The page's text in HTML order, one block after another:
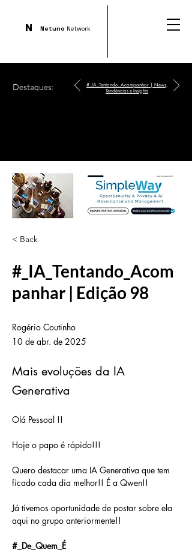
N Netuno Network
Destaques:
#_IA_Tentando_Acompanhar | News,
Tendências e Insights
< Back
#_IA_Tentando_Acom
panhar | Edição 98
Rogério Coutinho
10 de abr. de 2025
Mais evoluções da IA
Generativa
Olá Pessoal !!
Hoje o papo é rápido!!!
Quero destacar uma IA Generativa que tem
ficado cada dia melhor!! É a Qwen!!
Já tivemos oportunidade de postar sobre ela
aqui no grupo anteriormente!!
#_De_Quem_É